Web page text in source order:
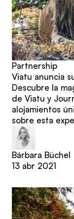
Partnership
Viatu anuncia
Descubre la
de Viatu y
alojamientos
sobre esta
Bárbara Büchel
13 abr 2021